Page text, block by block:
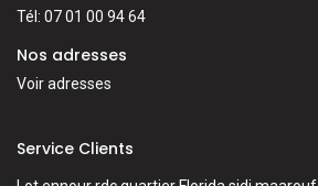
Tél: 07 01 00 94 64
Nos adresses
Voir adresses
Service Clients